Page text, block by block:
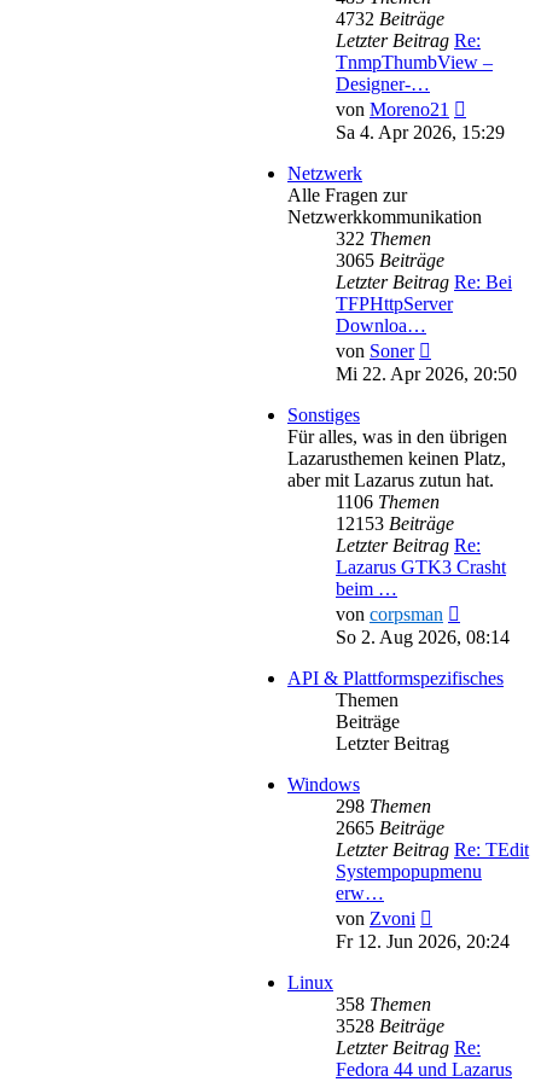
4732 Beiträge
Letzter Beitrag Re:
TnmpThumbView –
Designer-…
von Moreno21
Beitrag
Sa 4. Apr 2026, 15:29
Netzwerk
Alle Fragen zur
Netzwerkkommunikation
322 Themen
3065 Beiträge
Letzter Beitrag Re: Bei
TFPHttpServer
Downloa…
von Soner
Beitrag
Mi 22. Apr 2026, 20:50
Sonstiges
Für alles, was in den übrigen
Lazarusthemen keinen Platz,
aber mit Lazarus zutun hat.
1106 Themen
12153 Beiträge
Letzter Beitrag Re:
Lazarus GTK3 Crasht
beim …
von corpsman
Beitrag
So 2. Aug 2026, 08:14
API & Plattformspezifisches
Themen
Beiträge
Letzter Beitrag
Windows
298 Themen
2665 Beiträge
Letzter Beitrag Re: TEdit
Systempopupmenu
erw…
von Zvoni
Beitrag
Fr 12. Jun 2026, 20:24
Linux
358 Themen
3528 Beiträge
Letzter Beitrag Re:
Fedora 44 und Lazarus